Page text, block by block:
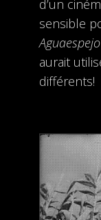
d’un
sensible
aurait
différents!